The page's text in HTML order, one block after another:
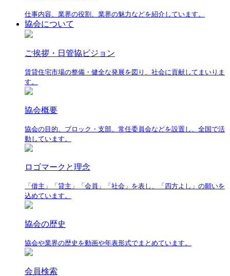
仕事内容、業界の役割、業界の魅力などを紹介しています。
協会について
ご挨拶・日管協ビジョン
賃貸住宅市場の整備・健全な発展を図り、社会に貢献してまいりま
す。
協会概要
協会の目的、ブロック・支部、常任委員会などを設置し、全国で活
動しています。
ロゴマークと理念
「借主」「貸主」「会員」「社会」を表し、「四方よし」の願いを
込めています。
協会の歴史
協会や業界の歴史を動画や年表形式でまとめています。
会員検索